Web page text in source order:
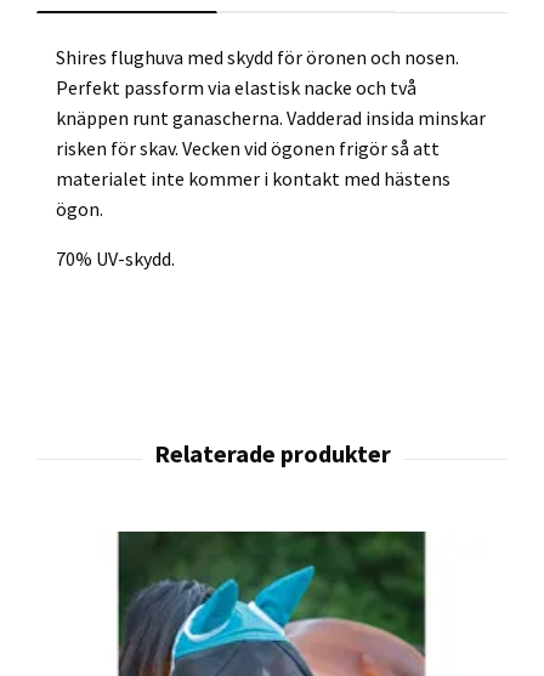
Shires flughuva med skydd för öronen och nosen.
Perfekt passform via elastisk nacke och två
knäppen runt ganascherna. Vadderad insida minskar
risken för skav. Vecken vid ögonen frigör så att
materialet inte kommer i kontakt med hästens
ögon.
70% UV-skydd.